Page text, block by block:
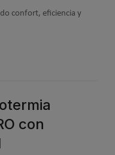
confort, eficiencia y
con